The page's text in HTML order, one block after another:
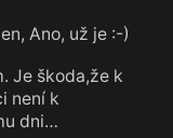
Ano, už je :-)
Je škoda,že k
není k
dni…